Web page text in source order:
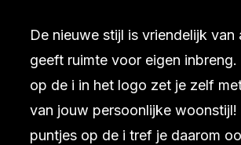
De nieuwe stijl is vriendelijk van
geeft ruimte voor eigen
op de i in het logo zet je zelf
van jouw persoonlijke woonstijl!
puntjes op de i tref je daarom